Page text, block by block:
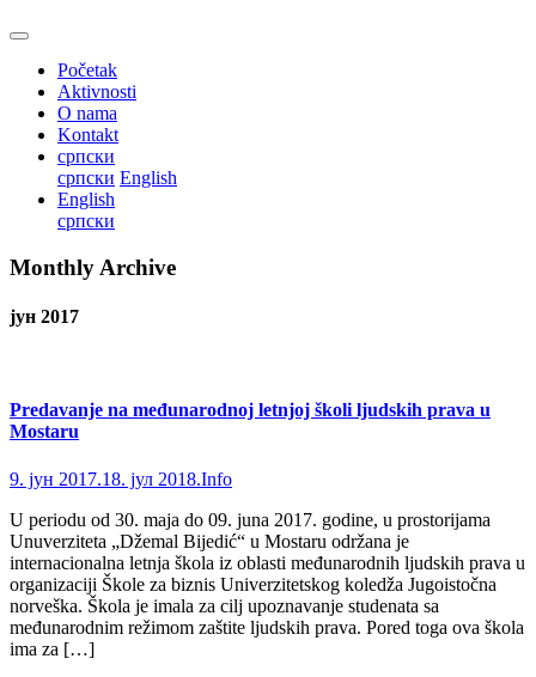
Početak
Aktivnosti
O nama
Kontakt
српски
српски English
English
српски
Monthly Archive
јун 2017
Predavanje na međunarodnoj letnjoj školi ljudskih prava u
Mostaru
9. јун 2017.18. јул 2018.Info
U periodu od 30. maja do 09. juna 2017. godine, u prostorijama
Unuverziteta „Džemal Bijedić“ u Mostaru održana je
internacionalna letnja škola iz oblasti međunarodnih ljudskih prava u
organizaciji Škole za biznis Univerzitetskog koledža Jugoistočna
norveška. Škola je imala za cilj upoznavanje studenata sa
međunarodnim režimom zaštite ljudskih prava. Pored toga ova škola
ima za […]